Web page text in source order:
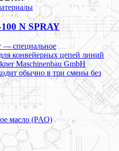
N SPRAY
— специальное
конвейерных цепей линий
Maschinenbau GmbH
обычно в три смены без
масло (PAO)